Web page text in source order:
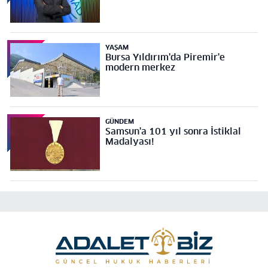
YAŞAM
Bursa Yıldırım'da Piremir'e
modern merkez
GÜNDEM
Samsun'a 101 yıl sonra İstiklal
Madalyası!